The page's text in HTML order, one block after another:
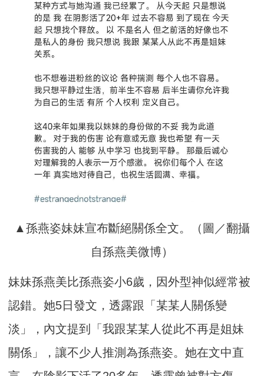
▲孫燕姿妹妹宣布斷絕關係全文。（圖／翻攝
自孫燕美微博）
妹妹孫燕美比孫燕姿小6歲，因外型神似經常被
認錯。她5日發文，透露跟「某某人關係變
淡」，內文提到「我跟某某人從此不再是姐妹
關係」，讓不少人推測為孫燕姿。她在文中直